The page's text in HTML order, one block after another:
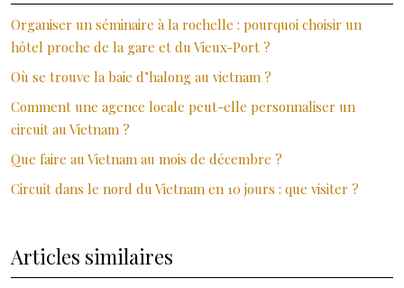
Organiser un séminaire à la rochelle : pourquoi choisir un
hôtel proche de la gare et du Vieux-Port ?
Où se trouve la baie d’halong au vietnam ?
Comment une agence locale peut-elle personnaliser un
circuit au Vietnam ?
Que faire au Vietnam au mois de décembre ?
Circuit dans le nord du Vietnam en 10 jours : que visiter ?
Articles similaires